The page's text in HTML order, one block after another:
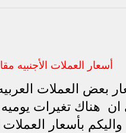
أسعار العملات الأجنبيه مقابل
العملات العربيه
هناك تغيرات يوميه
واليكم بأسعار